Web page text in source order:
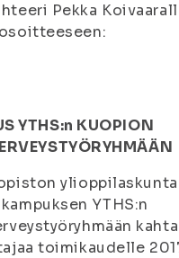
Pekka
YTHS:n KUOPION
ylioppilaskunta
YTHS:n
toimikaudelle